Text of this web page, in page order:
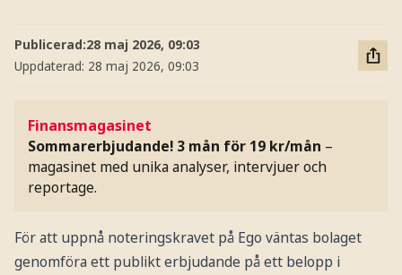
Publicerad:28 maj 2026, 09:03
Uppdaterad: 28 maj 2026, 09:03
Finansmagasinet
Sommarerbjudande! 3 mån för 19 kr/mån –
magasinet med unika analyser, intervjuer och
reportage.
För att uppnå noteringskravet på Ego väntas bolaget
genomföra ett publikt erbjudande på ett belopp i